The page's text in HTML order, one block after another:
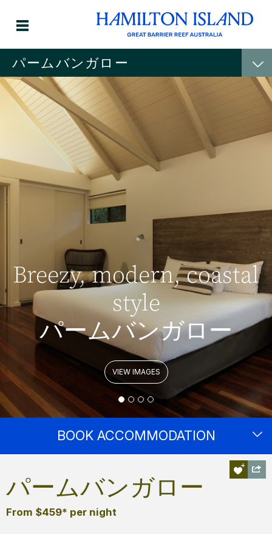
パームバンガロー
Breezy, modern, coastal
style
パームバンガロー
VIEW IMAGES
BOOK ACCOMMODATION
パームバンガロー
From $459* per night